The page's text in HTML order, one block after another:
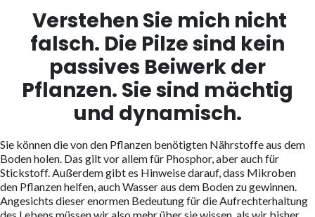
Verstehen Sie mich nicht
falsch. Die Pilze sind kein
passives Beiwerk der
Pflanzen. Sie sind mächtig
und dynamisch.
Sie können die von den Pflanzen benötigten Nährstoffe aus dem
Boden holen. Das gilt vor allem für Phosphor, aber auch für
Stickstoff. Außerdem gibt es Hinweise darauf, dass Mikroben
den Pflanzen helfen, auch Wasser aus dem Boden zu gewinnen.
Angesichts dieser enormen Bedeutung für die Aufrechterhaltung